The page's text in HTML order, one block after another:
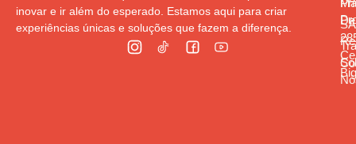
inovar e ir além do esperado. Estamos aqui para criar
experiências únicas e soluções que fazem a diferença.